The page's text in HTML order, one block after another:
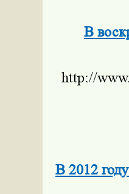
В
http://
В 2012